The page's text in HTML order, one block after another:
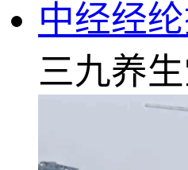
中经经
三九养